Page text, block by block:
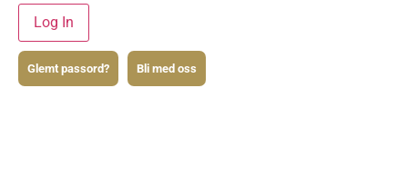
Glemt passord? Bli med oss